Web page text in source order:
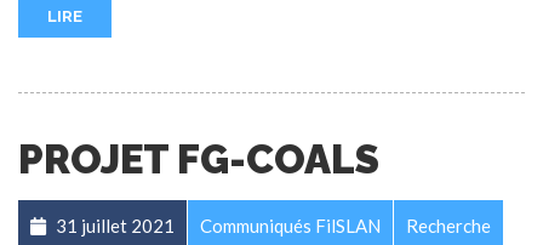
LIRE
PROJET FG-COALS
31 juillet 2021 Communiqués FilSLAN Recherche